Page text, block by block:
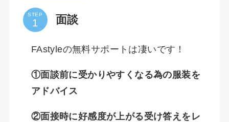
STEP 面談
FAstyleの無料サポートは凄いです！
①面談前に受かりやすくなる為の服装を
アドバイス
②面接時に好感度が上がる受け答えをレ